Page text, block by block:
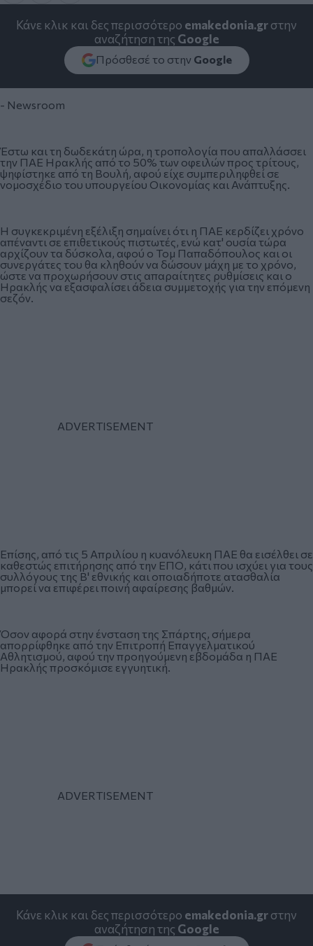
Κάνε κλικ και δες περισσότερο emakedonia.grστην
αναζήτηση της Google
Πρόσθεσέ το στην Google
- Newsroom
Έστω και τη δωδεκάτη ώρα, η τροπολογία που απαλλάσσει
την ΠΑΕ Ηρακλής από το 50% των οφειλών προς τρίτους,
ψηφίστηκε από τη Βουλή, αφού είχε συμπεριληφθεί σε
νομοσχέδιο του υπουργείου Οικονομίας και Ανάπτυξης.
Η συγκεκριμένη εξέλιξη σημαίνει ότι η ΠΑΕ κερδίζει χρόνο
απέναντι σε επιθετικούς πιστωτές, ενώ κατ' ουσία τώρα
αρχίζουν τα δύσκολα, αφού ο Τομ Παπαδόπουλος και οι
συνεργάτες του θα κληθούν να δώσουν μάχη με το χρόνο,
ώστε να προχωρήσουν στις απαραίτητες ρυθμίσεις και ο
Ηρακλής να εξασφαλίσει άδεια συμμετοχής για την επόμενη
σεζόν.
Επίσης, από τις 5 Απριλίου η κυανόλευκη ΠΑΕ θα εισέλθει σε
καθεστώς επιτήρησης από την ΕΠΟ, κάτι που ισχύει για τους
συλλόγους της Β' εθνικής και οποιαδήποτε ατασθαλία
μπορεί να επιφέρει ποινή αφαίρεσης βαθμών.
Όσον αφορά στην ένσταση της Σπάρτης, σήμερα
απορρίφθηκε από την Επιτροπή Επαγγελματικού
Αθλητισμού, αφού την προηγούμενη εβδομάδα η ΠΑΕ
Ηρακλής προσκόμισε εγγυητική.
Κάνε κλικ και δες περισσότερο emakedonia.grστην
αναζήτηση της Google